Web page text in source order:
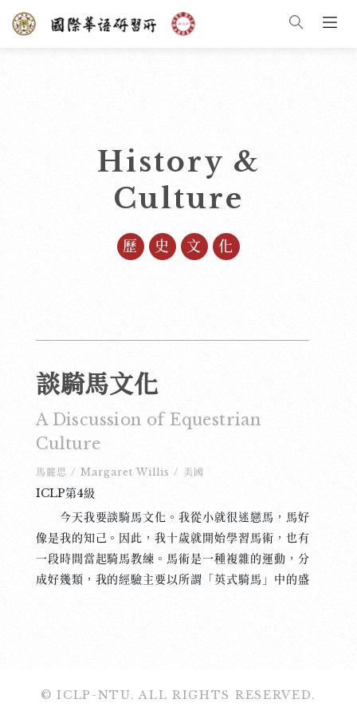
History &
Culture
歷史文化
談騎馬文化
A Discussion of Equestrian
Culture
馬麗思 / Margaret Willis / 美國
ICLP第4級
今天我要談騎馬文化。我從小就很迷戀馬，馬好
像是我的知己。因此，我十歲就開始學習馬術，也有
一段時間當起騎馬教練。馬術是一種複雜的運動，分
成好幾類，我的經驗主要以所謂「英式騎馬」中的盛
國家的騎馬文化。 首先，從法國談起，法國的騎
© ICLP-NTU. ALL RIGHTS RESERVED.